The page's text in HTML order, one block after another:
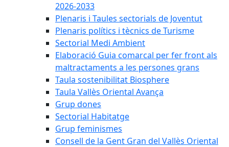
2026-2033
Plenaris i Taules sectorials de Joventut
Plenaris polítics i tècnics de Turisme
Sectorial Medi Ambient
Elaboració Guia comarcal per fer front als
maltractaments a les persones grans
Taula sostenibilitat Biosphere
Taula Vallès Oriental Avança
Grup dones
Sectorial Habitatge
Grup feminismes
Consell de la Gent Gran del Vallès Oriental